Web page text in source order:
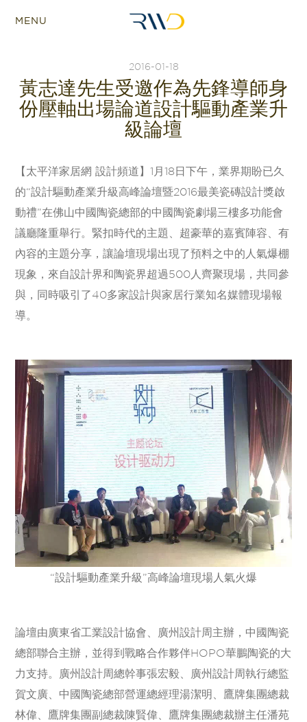
MENU
2016-01-18
黃志達先生受邀作為先鋒導師身
份壓軸出場論道設計驅動產業升
級論壇
【太平洋家居網 設計頻道】1月18日下午，業界期盼已久
的“設計驅動產業升級高峰論壇暨2016最美瓷磚設計獎啟
動禮”在佛山中國陶瓷總部的中國陶瓷劇場三樓多功能會
議廳隆重舉行。緊扣時代的主題、超豪華的嘉賓陣容、有
內容的主題分享，讓論壇現場出現了預料之中的人氣爆棚
現象，來自設計界和陶瓷界超過500人齊聚現場，共同參
與，同時吸引了40多家設計與家居行業知名媒體現場報
導。
“設計驅動產業升級”高峰論壇現場人氣火爆
論壇由廣東省工業設計協會、廣州設計周主辦，中國陶瓷
總部聯合主辦，並得到戰略合作夥伴HOPO華鵬陶瓷的大
力支持。廣州設計周總幹事張宏毅、廣州設計周執行總監
賀文廣、中國陶瓷總部營運總經理湯潔明、鷹牌集團總裁
林偉、鷹牌集團副總裁陳賢偉、鷹牌集團總裁辦主任潘苑